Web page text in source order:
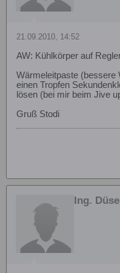
21.09.2010, 14:52
AW: Kühlkörper auf
Wärmeleitpaste (bessere
einen Tropfen
lösen (bei mir beim Jive
Gruß Stodi
Ing.